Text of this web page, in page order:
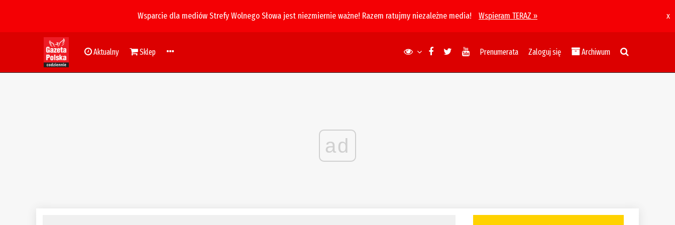
Wsparcie dla mediów Strefy Wolnego Słowa jest niezmiernie ważne! Razem ratujmy niezależne media! Wspieram TERAZ » x
Aktualny Sklep Prenumerata Zaloguj się Archiwum
ad